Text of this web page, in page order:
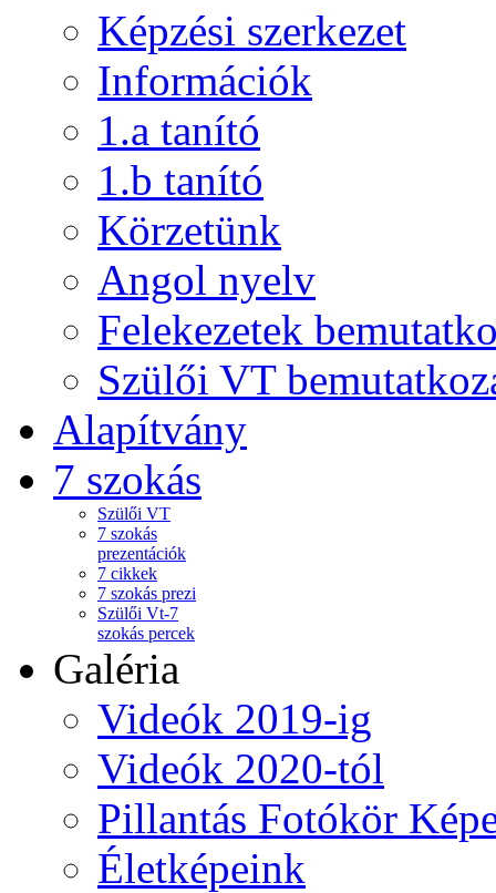
Képzési szerkezet
Információk
1.a tanító
1.b tanító
Körzetünk
Angol nyelv
Felekezetek
Szülői VT
Alapítvány
7 szokás
Szülői VT
7 szokás
prezentációk
7 cikkek
7 szokás prezi
Szülői Vt-7
szokás percek
Galéria
Videók 2019-ig
Videók 2020-tól
Pillantás Fotókör
Életképeink